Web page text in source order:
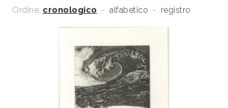
Ordine: cronologico - alfabetico - registro